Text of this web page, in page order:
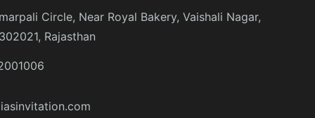
Circle, Near Royal Bakery, Vaishali Nagar,
Rajasthan